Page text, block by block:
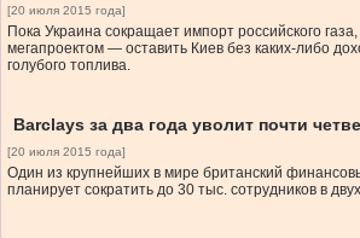
[20 июля 2015 года]
Пока Украина сокращает импорт российского
мегапроектом — оставить Киев без каких-либо
голубого топлива.
Barclays за два года уволит почти
[20 июля 2015 года]
Один из крупнейших в мире британский
планирует сократить до 30 тыс. сотрудников в